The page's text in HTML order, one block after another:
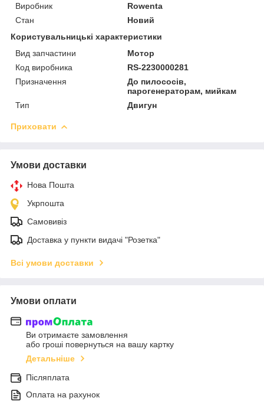
Виробник
Rowenta
Стан
Новий
Користувальницькі характеристики
Вид запчастини
Мотор
Код виробника
RS-2230000281
Призначення
До пилососів,
парогенераторам, мийкам
Тип
Двигун
Приховати
Умови доставки
Нова Пошта
Укрпошта
Самовивіз
Доставка у пункти видачі "Розетка"
Всі умови доставки
Умови оплати
Ви отримаєте замовлення
або гроші повернуться на вашу картку
Детальніше
Післяплата
Оплата на рахунок